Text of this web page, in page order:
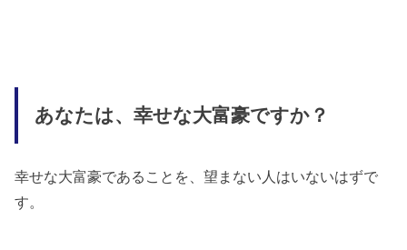
あなたは、幸せな大富豪ですか？
幸せな大富豪であることを、望まない人はいないはずで
す。